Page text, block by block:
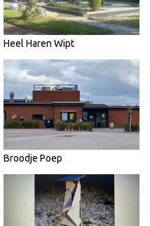
Heel Haren Wipt
Broodje Poep